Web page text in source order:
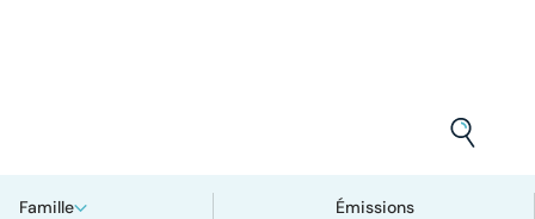
Famille Émissions